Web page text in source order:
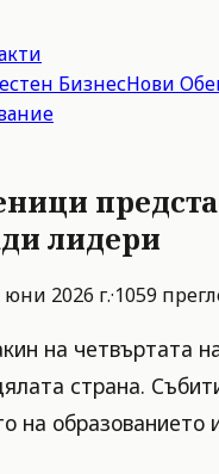
БизнесНови
лидери
юни 2026 г.·1059
на четвъртата
страна.
на